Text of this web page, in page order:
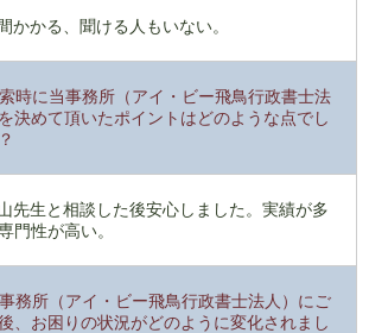
かかる、聞ける人もいない。
時に当事務所（アイ・ビー飛鳥行政書士法
決めて頂いたポイントはどのような点でし
先生と相談した後安心しました。実績が多
門性が高い。
務所（アイ・ビー飛鳥行政書士法人）にご
、お困りの状況がどのように変化されまし